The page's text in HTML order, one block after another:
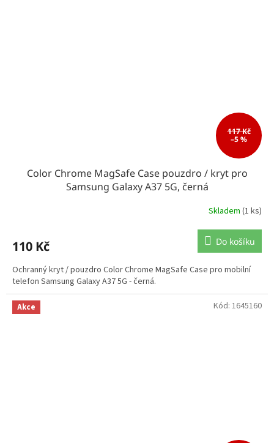
117 Kč
–5 %
Color Chrome MagSafe Case pouzdro / kryt pro
Samsung Galaxy A37 5G, černá
Skladem (1 ks)
110 Kč Do košíku
Ochranný kryt / pouzdro Color Chrome MagSafe Case pro mobilní
telefon Samsung Galaxy A37 5G - černá.
Akce Kód: 1645160